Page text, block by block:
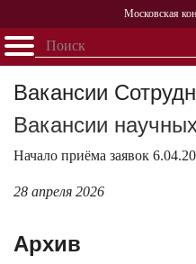
Московская
Открыть - закрыть
ГлавнаяСобытияАфишаУчеба
Партнерство
Вакансии
Вакансии
Начало приёма заявок
28 апреля 2026
Архив